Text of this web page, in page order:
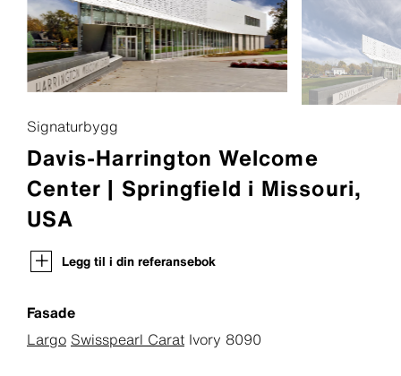
Om oss
Rådgivning
Inspirasjon
Nedlastninger og dokumentasjon
Bærekraft
Signaturbygg
Davis-Harrington Welcome
Center | Springfield i Missouri,
USA
Legg til i din referansebok
Fasade
Largo Swisspearl Carat Ivory 8090